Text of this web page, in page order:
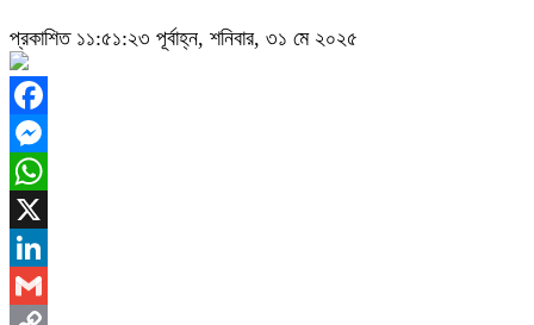
প্রকাশিত ১১:৫১:২৩ পূর্বাহ্ন, শনিবার, ৩১ মে ২০২৫
Facebook
Messenger
WhatsApp
X
LinkedIn